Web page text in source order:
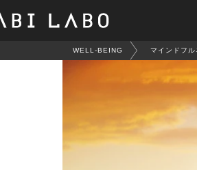
WELL-BEING マインドフル